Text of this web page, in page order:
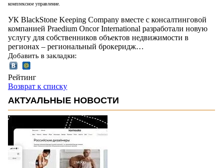
комплексное управление.
УК BlackStone Keeping Company вместе с консалтинговой
компанией Praedium Oncor International разработали новую
услугу для собственников объектов недвижимости в
регионах – региональный брокеридж…
Добавить в закладки:
Рейтинг
Возврат к списку
АКТУАЛЬНЫЕ НОВОСТИ